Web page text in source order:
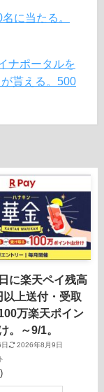
に当たる。
ナポータルを
貰える。500
に楽天ペイ残高
以上送付・受取
万楽天ポイン
。～9/1。
2026年8月9日